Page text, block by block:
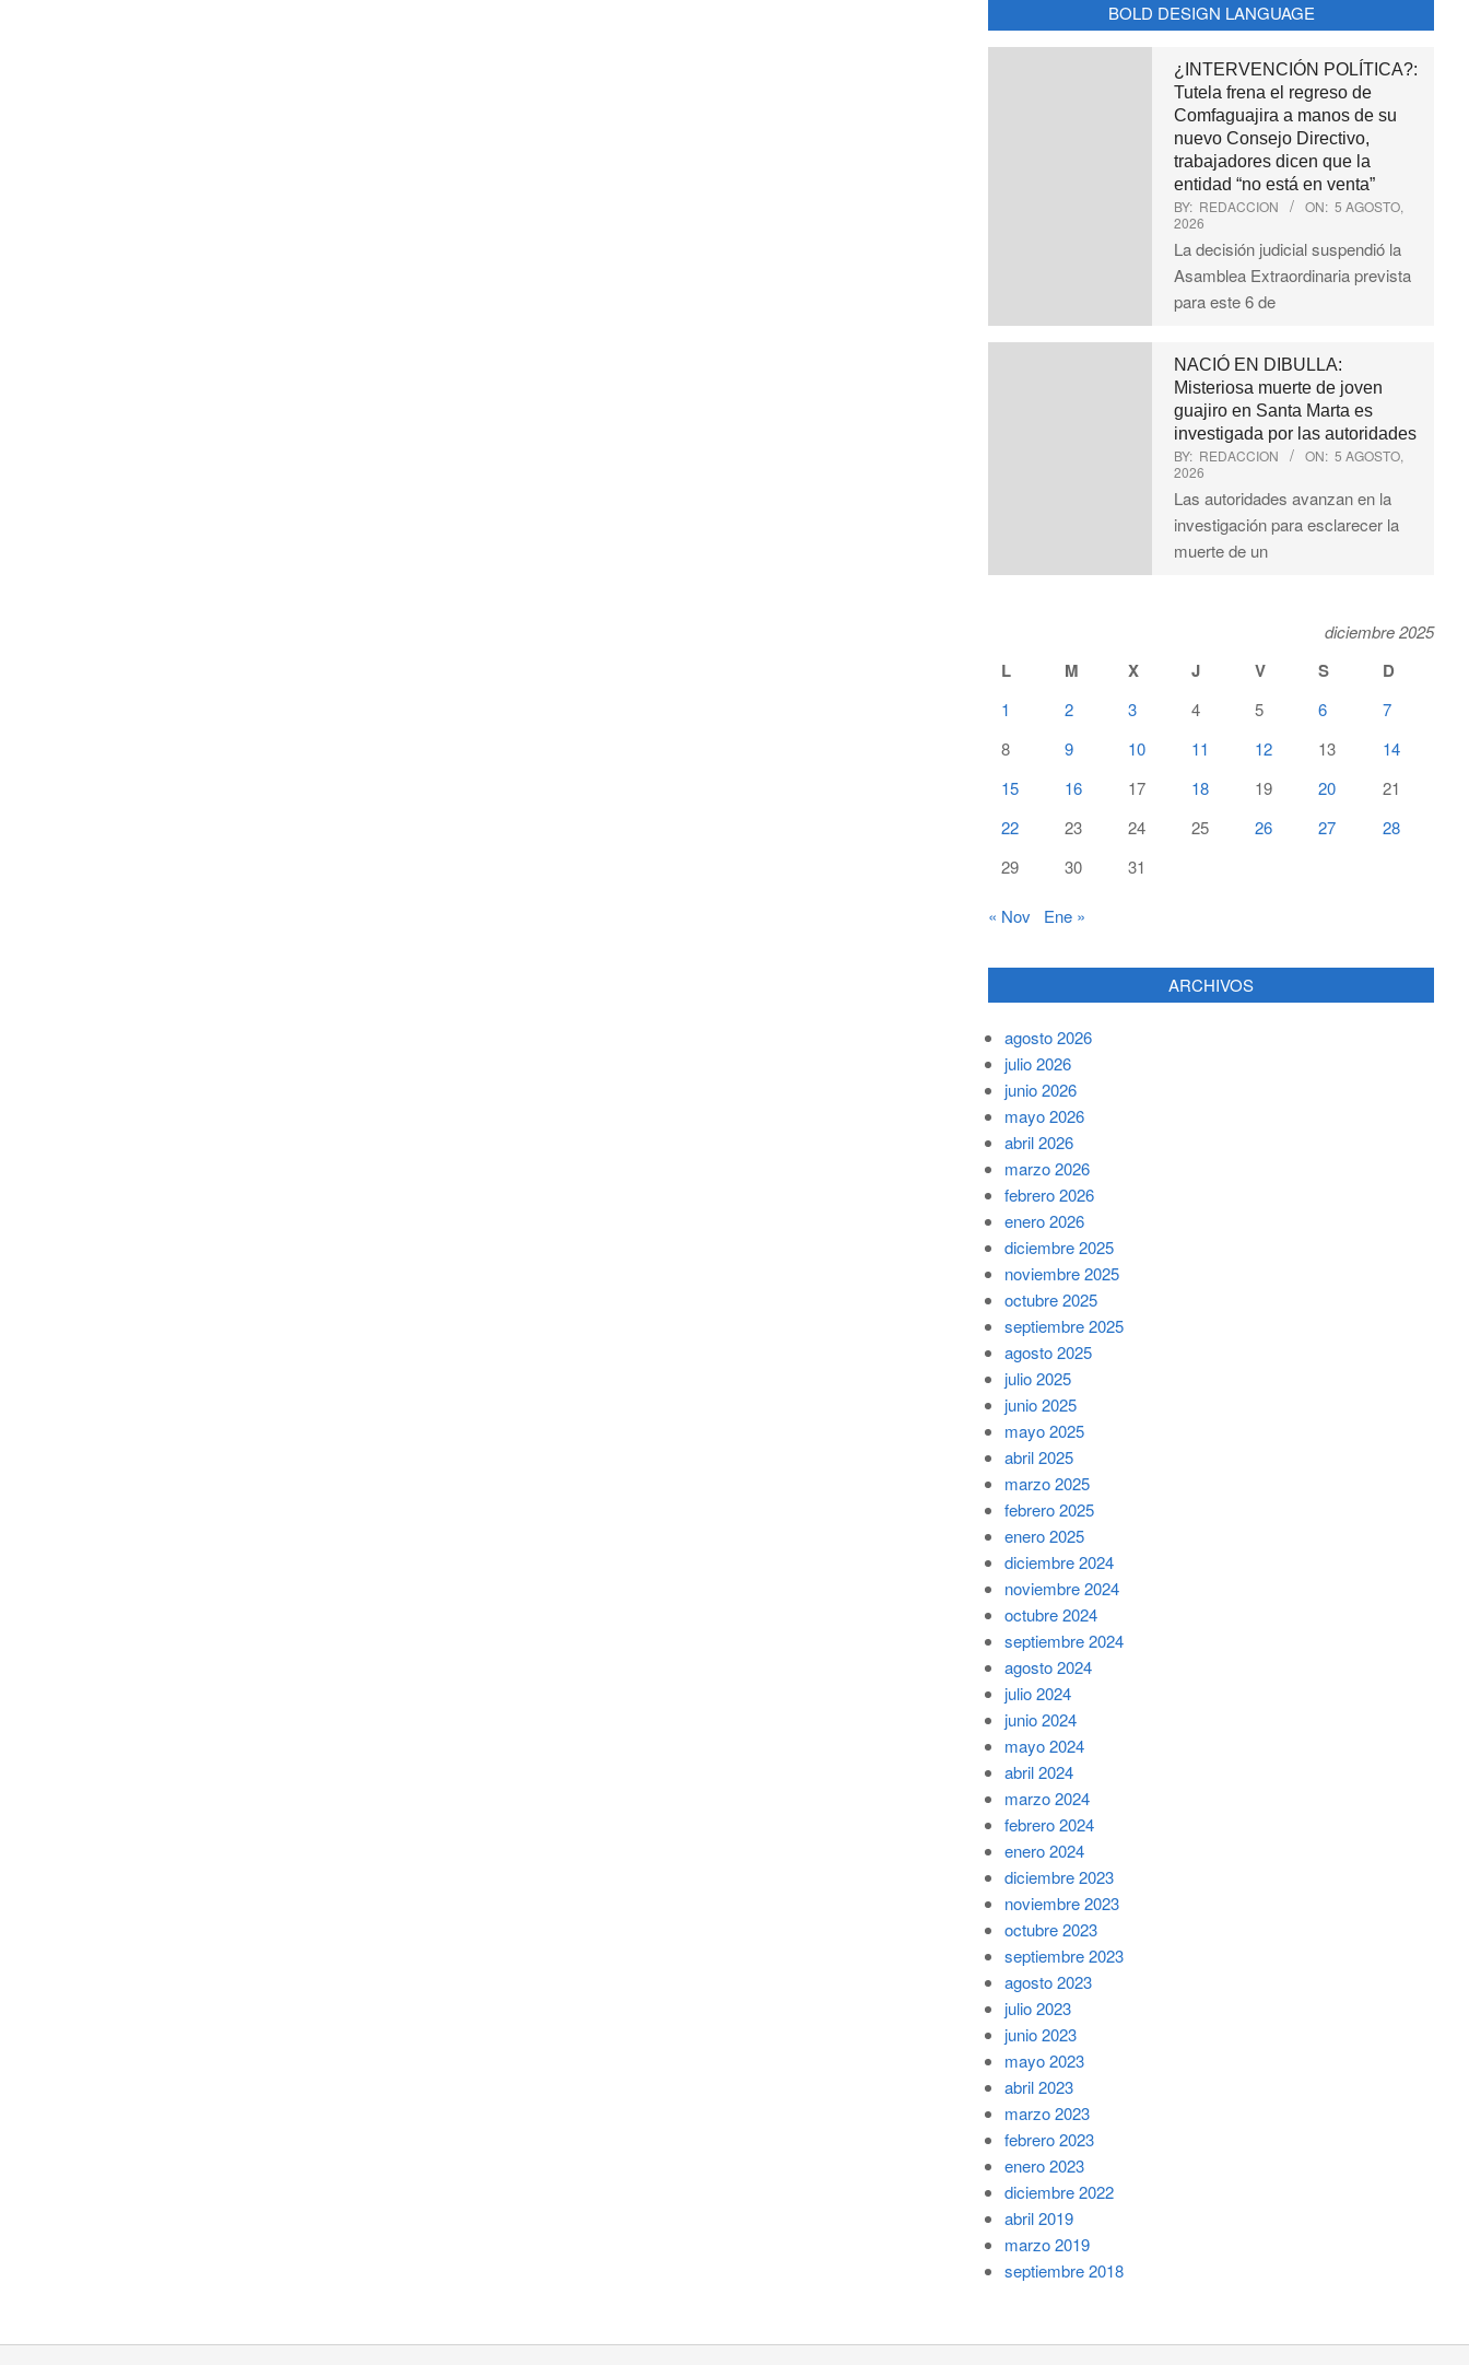
BOLD DESIGN LANGUAGE
¿INTERVENCIÓN POLÍTICA?:
Tutela frena el regreso de
Comfaguajira a manos de su
nuevo Consejo Directivo,
trabajadores dicen que la
entidad “no está en venta”
BY: REDACCION ON: 5 AGOSTO,
2026
La decisión judicial suspendió la
Asamblea Extraordinaria prevista
para este 6 de
NACIÓ EN DIBULLA:
Misteriosa muerte de joven
guajiro en Santa Marta es
investigada por las autoridades
BY: REDACCION ON: 5 AGOSTO,
2026
Las autoridades avanzan en la
investigación para esclarecer la
muerte de un
diciembre 2025
L M X J V S D
1 2 3 4 5 6
7
8
9 10 11 12 13
14
15
16 17 18 19 20
21
22
23 24 25 26 27
28
29
30 31
« Nov Ene »
ARCHIVOS
agosto 2026
julio 2026
junio 2026
mayo 2026
abril 2026
marzo 2026
febrero 2026
enero 2026
diciembre 2025
noviembre 2025
octubre 2025
septiembre 2025
agosto 2025
julio 2025
junio 2025
mayo 2025
abril 2025
marzo 2025
febrero 2025
enero 2025
diciembre 2024
noviembre 2024
octubre 2024
septiembre 2024
agosto 2024
julio 2024
junio 2024
mayo 2024
abril 2024
marzo 2024
febrero 2024
enero 2024
diciembre 2023
noviembre 2023
octubre 2023
septiembre 2023
agosto 2023
julio 2023
junio 2023
mayo 2023
abril 2023
marzo 2023
febrero 2023
enero 2023
diciembre 2022
abril 2019
marzo 2019
septiembre 2018